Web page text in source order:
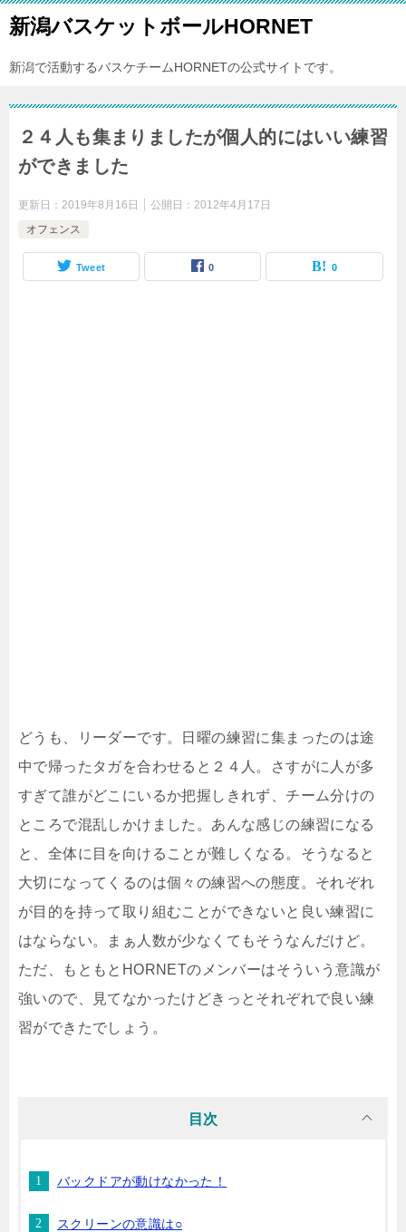
新潟バスケットボールHORNET
新潟で活動するバスケチームHORNETの公式サイトです。
２４人も集まりましたが個人的にはいい練習
ができました
更新日： 2019年8月16日 公開日： 2012年4月17日
オフェンス
Tweet 0 0
どうも、リーダーです。日曜の練習に集まったのは途
中で帰ったタガを合わせると２４人。さすがに人が多
すぎて誰がどこにいるか把握しきれず、チーム分けの
ところで混乱しかけました。あんな感じの練習になる
と、全体に目を向けることが難しくなる。そうなると
大切になってくるのは個々の練習への態度。それぞれ
が目的を持って取り組むことができないと良い練習に
はならない。まぁ人数が少なくてもそうなんだけど。
ただ、もともとHORNETのメンバーはそういう意識が
強いので、見てなかったけどきっとそれぞれで良い練
習ができたでしょう。
目次
バックドアが動けなかった！
スクリーンの意識は○